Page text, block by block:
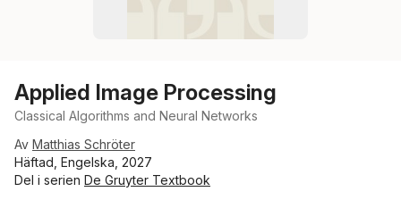
Applied Image Processing
Classical Algorithms and Neural Networks
Av Matthias Schröter
Häftad, Engelska, 2027
Del i serien De Gruyter Textbook